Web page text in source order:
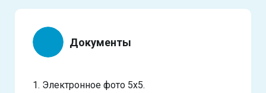
Документы
1. Электронное фото 5х5.